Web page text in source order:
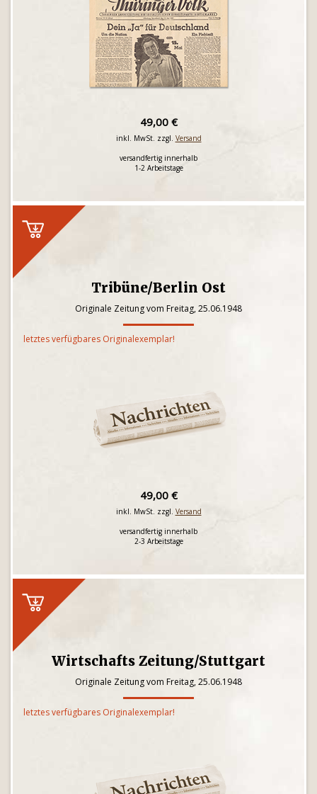
49,00 €
inkl. MwSt. zzgl. Versand
versandfertig innerhalb
1-2 Arbeitstage
Tribüne/Berlin Ost
Originale Zeitung vom Freitag, 25.06.1948
letztes verfügbares Originalexemplar!
49,00 €
inkl. MwSt. zzgl. Versand
versandfertig innerhalb
2-3 Arbeitstage
Wirtschafts Zeitung/Stuttgart
Originale Zeitung vom Freitag, 25.06.1948
letztes verfügbares Originalexemplar!